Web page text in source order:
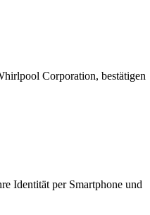
Corporation, bestätigen
Identität per Smartphone und